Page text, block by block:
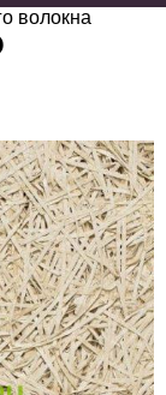
волокна